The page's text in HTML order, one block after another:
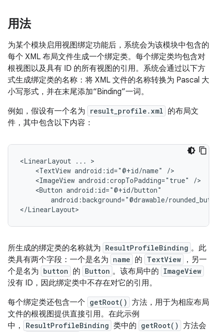
用法
为某个模块启用视图绑定功能后，系统会为该模块中包含的
每个 XML 布局文件生成一个绑定类。每个绑定类均包含对
根视图以及具有 ID 的所有视图的引用。系统会通过以下方
式生成绑定类的名称：将 XML 文件的名称转换为 Pascal 大
小写形式，并在末尾添加“Binding”一词。
例如，假设有一个名为
result_profile.xml 的布局文
件，其中包含以下内容：
<LinearLayout ...
<TextView android:id="@+id/name"
<ImageView android:cropToPadding="true"
<Button
android:background="@drawable/
所生成的绑定类的名称就为 ResultProfileBinding 。此
类具有两个字段：一个是名为 name 的 TextView
，另一
个是名为 button 的 Button 。该布局中的 ImageView
没有 ID，因此绑定类中不存在对它的引用。
每个绑定类还包含一个 getRoot() 方法，用于为相应布局
文件的根视图提供直接引用。在此示例
中，
ResultProfileBinding 类中的 getRoot() 方法会